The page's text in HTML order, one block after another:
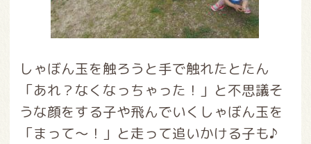
しゃぼん玉を触ろうと手で触れたとたん
「あれ？なくなっちゃった！」と不思議そ
うな顔をする子や飛んでいくしゃぼん玉を
「まって～！」と走って追いかける子も♪